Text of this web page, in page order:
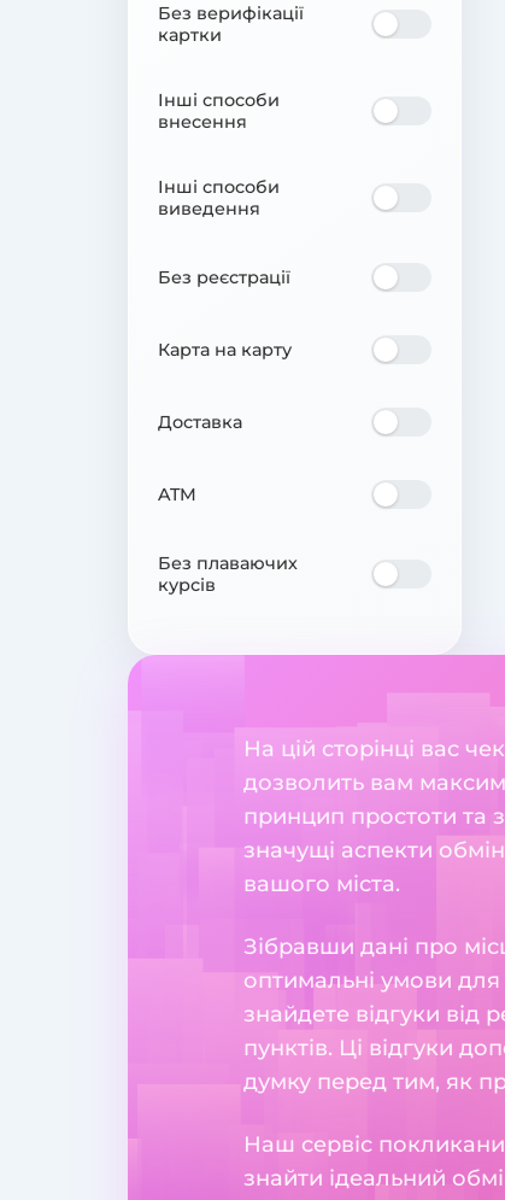
Без верифікації
картки
Інші способи
внесення
Інші способи
виведення
Без реєстрації
Карта на карту
Доставка
ATM
Без плаваючих
курсів
На цій сторінці вас
дозволить вам
принцип простоти та
значущі аспекти
вашого міста.
Зібравши дані про
оптимальні умови
знайдете відгуки від
пунктів. Ці відгуки
думку перед тим, як
Наш сервіс
знайти ідеальний